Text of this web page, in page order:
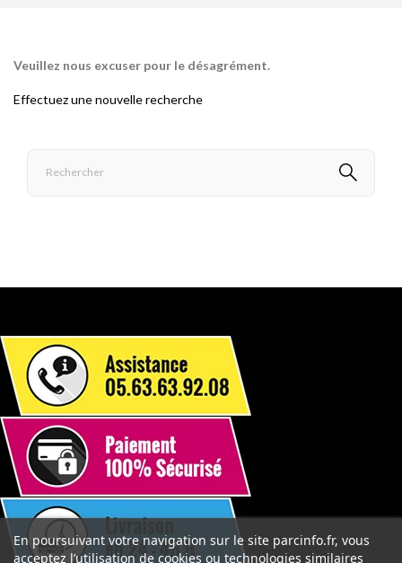
Veuillez nous excuser pour le désagrément.
Effectuez une nouvelle recherche
En poursuivant votre navigation sur le site parcinfo.fr, vous
acceptez l’utilisation de cookies ou technologies similaires